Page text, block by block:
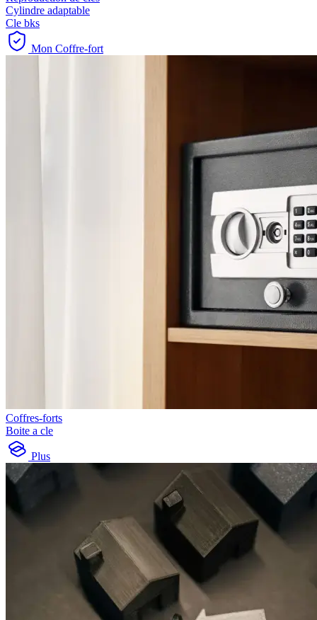
Cylindre adaptable
Cle bks
Mon Coffre-fort
Coffres-forts
Boite a cle
Plus